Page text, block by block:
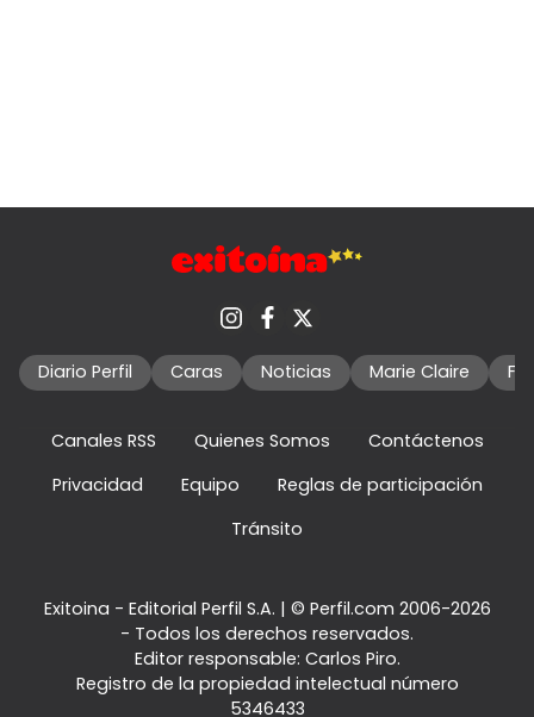
Diario Perfil Caras Noticias Marie Claire
Canales RSS Quienes Somos
Contáctenos
Privacidad
Equipo
Reglas de participación
Tránsito
Exitoina - Editorial Perfil S.A. | © Perfil.com 2006-2026
- Todos los derechos reservados.
Editor responsable: Carlos Piro.
Registro de la propiedad intelectual número
5346433